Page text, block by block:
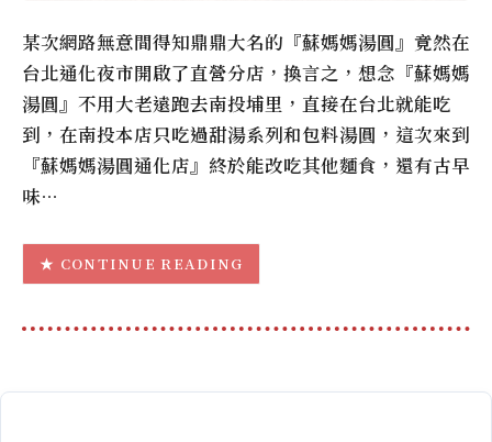
某次網路無意間得知鼎鼎大名的『蘇媽媽湯圓』竟然在
台北通化夜市開啟了直營分店，換言之，想念『蘇媽媽
湯圓』不用大老遠跑去南投埔里，直接在台北就能吃
到，在南投本店只吃過甜湯系列和包料湯圓，這次來到
『蘇媽媽湯圓通化店』終於能改吃其他麵食，還有古早
味…
CONTINUE READING